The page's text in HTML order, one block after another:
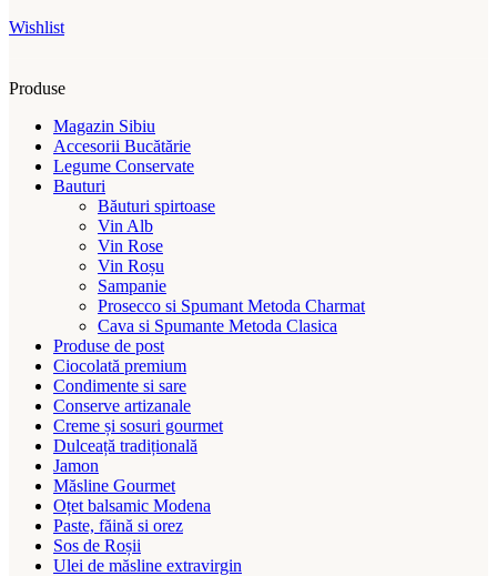
Wishlist
Produse
Magazin Sibiu
Accesorii Bucătărie
Legume Conservate
Bauturi
Băuturi spirtoase
Vin Alb
Vin Rose
Vin Roșu
Sampanie
Prosecco si Spumant Metoda Charmat
Cava si Spumante Metoda Clasica
Produse de post
Ciocolată premium
Condimente si sare
Conserve artizanale
Creme și sosuri gourmet
Dulceață tradițională
Jamon
Măsline Gourmet
Oțet balsamic Modena
Paste, făină si orez
Sos de Roșii
Ulei de măsline extravirgin